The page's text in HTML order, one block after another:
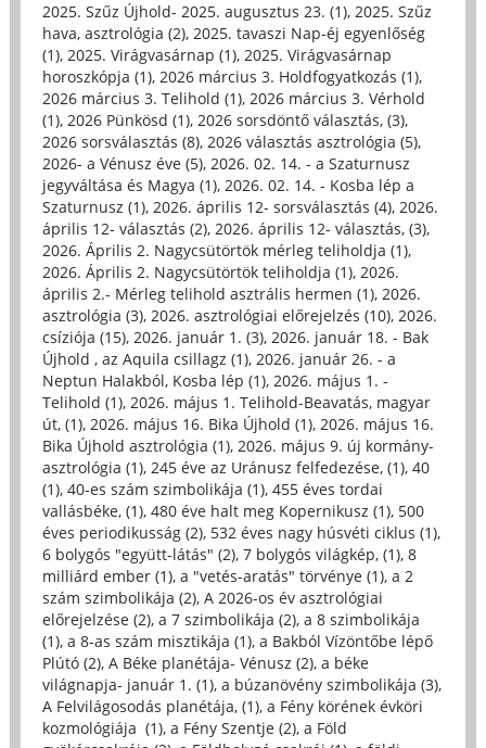
2025. Szűz Újhold- 2025. augusztus 23. (1), 2025. Szűz
hava, asztrológia (2), 2025. tavaszi Nap-éj egyenlőség
(1), 2025. Virágvasárnap (1), 2025. Virágvasárnap
horoszkópja (1), 2026 március 3. Holdfogyatkozás (1),
2026 március 3. Telihold (1), 2026 március 3. Vérhold
(1), 2026 Pünkösd (1), 2026 sorsdöntő választás, (3),
2026 sorsválasztás (8), 2026 választás asztrológia (5),
2026- a Vénusz éve (5), 2026. 02. 14. - a Szaturnusz
jegyváltása és Magya (1), 2026. 02. 14. - Kosba lép a
Szaturnusz (1), 2026. április 12- sorsválasztás (4), 2026.
április 12- választás (2), 2026. április 12- választás, (3),
2026. Április 2. Nagycsütörtök mérleg teliholdja (1),
2026. Április 2. Nagycsütörtök teliholdja (1), 2026.
április 2.- Mérleg telihold asztrális hermen (1), 2026.
asztrológia (3), 2026. asztrológiai előrejelzés (10), 2026.
csíziója (15), 2026. január 1. (3), 2026. január 18. - Bak
Újhold , az Aquila csillagz (1), 2026. január 26. - a
Neptun Halakból, Kosba lép (1), 2026. május 1. -
Telihold (1), 2026. május 1. Telihold-Beavatás, magyar
út, (1), 2026. május 16. Bika Újhold (1), 2026. május 16.
Bika Újhold asztrológia (1), 2026. május 9. új kormány-
asztrológia (1), 245 éve az Uránusz felfedezése, (1), 40
(1), 40-es szám szimbolikája (1), 455 éves tordai
vallásbéke, (1), 480 éve halt meg Kopernikusz (1), 500
éves periodikusság (2), 532 éves nagy húsvéti ciklus (1),
6 bolygós "együtt-látás" (2), 7 bolygós világkép, (1), 8
milliárd ember (1), a "vetés-aratás" törvénye (1), a 2
szám szimbolikája (2), A 2026-os év asztrológiai
előrejelzése (2), a 7 szimbolikája (2), a 8 szimbolikája
(1), a 8-as szám misztikája (1), a Bakból Vízöntőbe lépő
Plútó (2), A Béke planétája- Vénusz (2), a béke
világnapja- január 1. (1), a búzanövény szimbolikája (3),
A Felvilágosodás planétája, (1), a Fény körének évköri
kozmológiája (1), a Fény Szentje (2), a Föld